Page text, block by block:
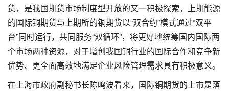
货，是我国期货市场制度型开放的又一积极探索，上期能源
的国际铜期货与上期所的铜期货以“双合约”模式通过“双平
台”同时运行，共同服务“双循环”，将更好地统筹国内国际两
个市场两种资源，对于增创我国铜行业的国际合作和竞争新
优势、更全面高效地满足企业风险管理需求具有积极意义。
在上海市政府副秘书长陈鸣波看来，国际铜期货的上市是落